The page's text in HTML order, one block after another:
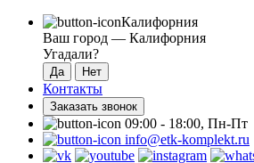
Калифорния
Ваш город — Калифорния
Угадали?
Контакты
Заказать звонок
09:00 - 18:00, Пн-Пт
info@etk-komplekt.ru